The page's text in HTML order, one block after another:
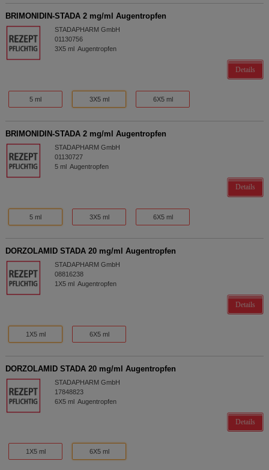
BRIMONIDIN-STADA 2 mg/ml Augentropfen
STADAPHARM GmbH
01130756
3X5 ml Augentropfen
Details
5 ml 3X5 ml 6X5 ml
BRIMONIDIN-STADA 2 mg/ml Augentropfen
STADAPHARM GmbH
01130727
5 ml Augentropfen
Details
5 ml 3X5 ml 6X5 ml
DORZOLAMID STADA 20 mg/ml Augentropfen
STADAPHARM GmbH
08816238
1X5 ml Augentropfen
Details
1X5 ml 6X5 ml
DORZOLAMID STADA 20 mg/ml Augentropfen
STADAPHARM GmbH
17848823
6X5 ml Augentropfen
Details
1X5 ml 6X5 ml